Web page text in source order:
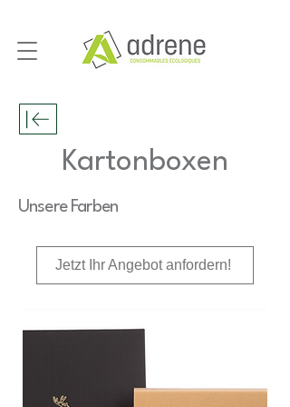
Kartonboxen
Unsere Farben
Jetzt Ihr Angebot anfordern!